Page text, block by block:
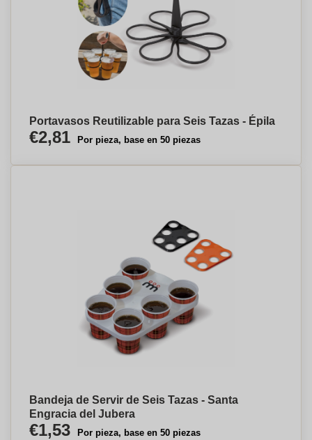
Portavasos Reutilizable para Seis Tazas - Épila
€2,81 Por pieza, base en 50 piezas
Bandeja de Servir de Seis Tazas - Santa
Engracia del Jubera
€1,53 Por pieza, base en 50 piezas